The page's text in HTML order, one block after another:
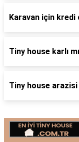
Karavan için kredi
Tiny house karlı
Tiny house arazisi